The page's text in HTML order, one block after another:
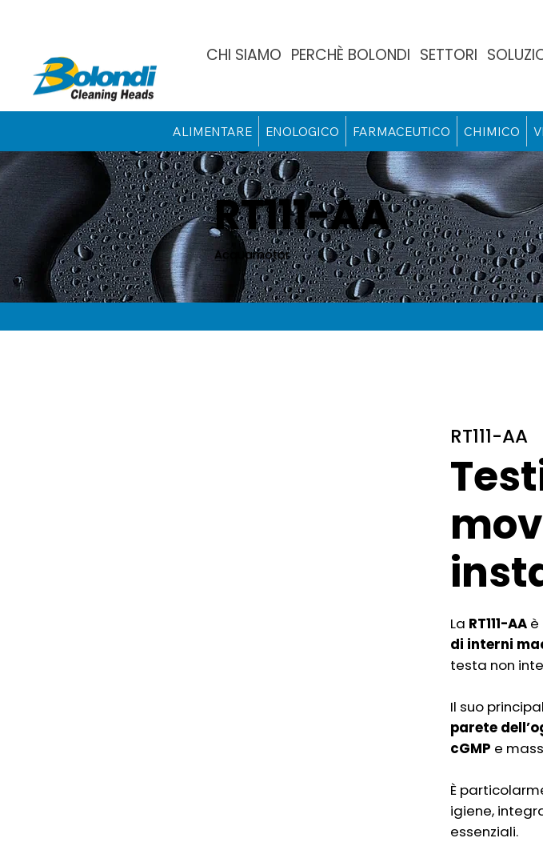
CHI SIAMO PERCHÈ BOLONDI SETTORI
ALIMENTARE ENOLOGICO FARMACEUTICO CHIMICO
RT111-AA
Acquamotor
RT111-AA
La RT111-AAè
di interni
testa non
Il suo
parete
cGMP e
È
igiene,
essenziali.